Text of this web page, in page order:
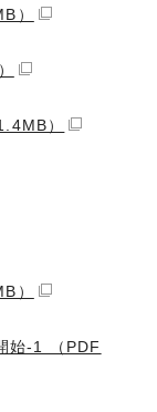
）
）
）
始-1 （PDF